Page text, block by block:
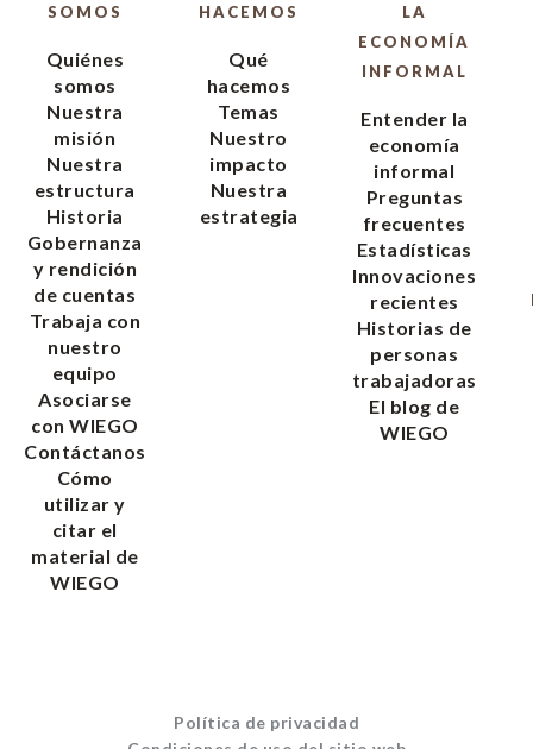
SOMOS
Quiénes
somos
Nuestra
misión
Nuestra
estructura
Historia
Gobernanza
y rendición
de cuentas
Trabaja con
nuestro
equipo
Asociarse
con WIEGO
Contáctanos
Cómo
utilizar y
citar el
material de
WIEGO
HACEMOS
Qué
hacemos
Temas
Nuestro
impacto
Nuestra
estrategia
LA
ECONOMÍA
INFORMAL
Entender la
economía
informal
Preguntas
frecuentes
Estadísticas
Innovaciones
recientes
Historias de
personas
trabajadoras
El blog de
WIEGO
Política de privacidad